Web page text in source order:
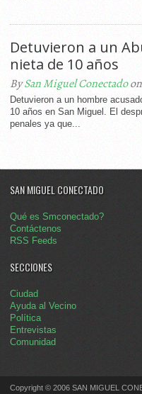
Detuvieron a un
nieta de 10 años
BySan Miguel Conectado
Detuvieron a un hombre
10 años en San Miguel. El
penales ya que...
SAN MIGUEL CONECTADO
Qué es Smconectado?
Contáctenos
RSS Feeds
SECCIONES
Ciudad
Ayuda al Vecino
Política
Entrevistas
Comunidad
Copyright © 2006 SAN MIGUEL